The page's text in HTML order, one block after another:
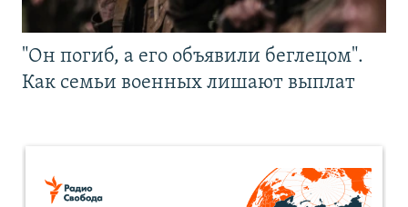
"Он погиб, а его объявили беглецом".
Как семьи военных лишают выплат